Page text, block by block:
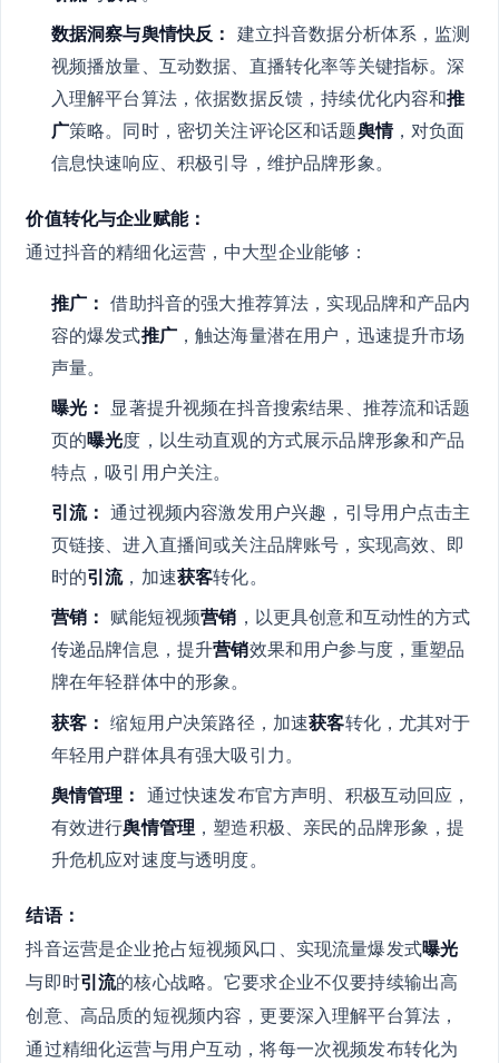
数据洞察与舆情快反： 建立抖音数据分析体系，监测
视频播放量、互动数据、直播转化率等关键指标。深
入理解平台算法，依据数据反馈，持续优化内容和推
广策略。同时，密切关注评论区和话题舆情，对负面
信息快速响应、积极引导，维护品牌形象。
价值转化与企业赋能：
通过抖音的精细化运营，中大型企业能够：
推广： 借助抖音的强大推荐算法，实现品牌和产品内
容的爆发式推广，触达海量潜在用户，迅速提升市场
声量。
曝光：
显著提升视频在抖音搜索结果、推荐流和话题
页的曝光度，以生动直观的方式展示品牌形象和产品
特点，吸引用户关注。
引流： 通过视频内容激发用户兴趣，引导用户点击主
页链接、进入直播间或关注品牌账号，实现高效、即
时的引流，加速获客转化。
营销： 赋能短视频营销 ，以更具创意和互动性的方式
传递品牌信息，提升营销效果和用户参与度，重塑品
牌在年轻群体中的形象。
获客： 缩短用户决策路径，加速获客转化，尤其对于
年轻用户群体具有强大吸引力。
舆情管理： 通过快速发布官方声明、积极互动回应，
有效进行舆情管理 ，塑造积极、亲民的品牌形象，提
升危机应对速度与透明度。
结语：
抖音运营是企业抢占短视频风口、实现流量爆发式曝光
与即时引流的核心战略。它要求企业不仅要持续输出高
创意、高品质的短视频内容，更要深入理解平台算法，
通过精细化运营与用户互动，将每一次视频发布转化为